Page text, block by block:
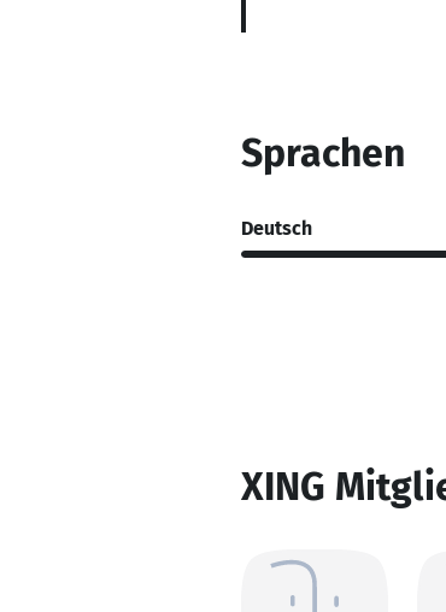
Sprachen
Deutsch
XING